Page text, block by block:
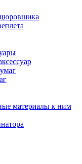
материалы к ним